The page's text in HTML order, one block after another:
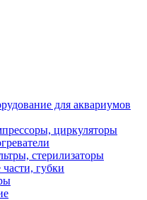
для аквариумов
циркуляторы
стерилизаторы
губки